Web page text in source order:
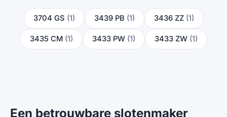
3704 GS (1) 3439 PB (1) 3436 ZZ (1)
3435 CM (1) 3433 PW (1) 3433 ZW (1)
Een betrouwbare slotenmaker